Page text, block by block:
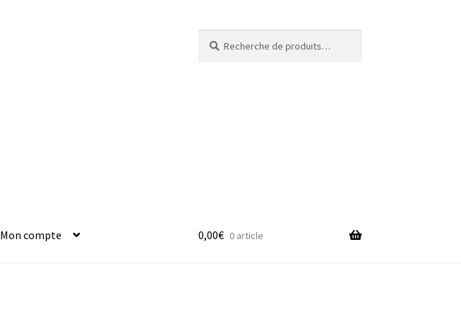
pour :
Mon compte 0,00€ 0 article